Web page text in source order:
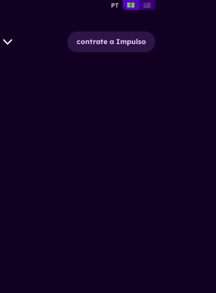
PT
contrate a Impulso